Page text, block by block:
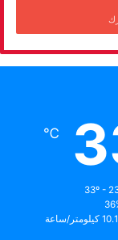
℃
ساعة